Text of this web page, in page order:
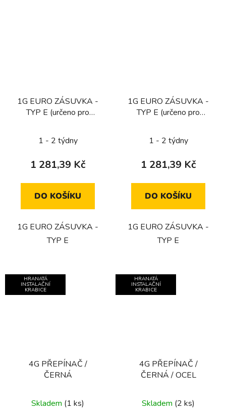
1G EURO ZÁSUVKA -
TYP E (určeno pro
1 - 2 týdny
1 281,39 Kč
DO KOŠÍKU
1G EURO ZÁSUVKA -
TYP E
1G EURO ZÁSUVKA -
TYP E (určeno pro
1 - 2 týdny
1 281,39 Kč
DO KOŠÍKU
1G EURO ZÁSUVKA -
TYP E
HRANATÁ
INSTALAČNÍ
KRABICE
4G PŘEPÍNAČ /
ČERNÁ
Skladem (1 ks)
HRANATÁ
INSTALAČNÍ
KRABICE
4G PŘEPÍNAČ /
ČERNÁ / OCEL
Skladem (2 ks)